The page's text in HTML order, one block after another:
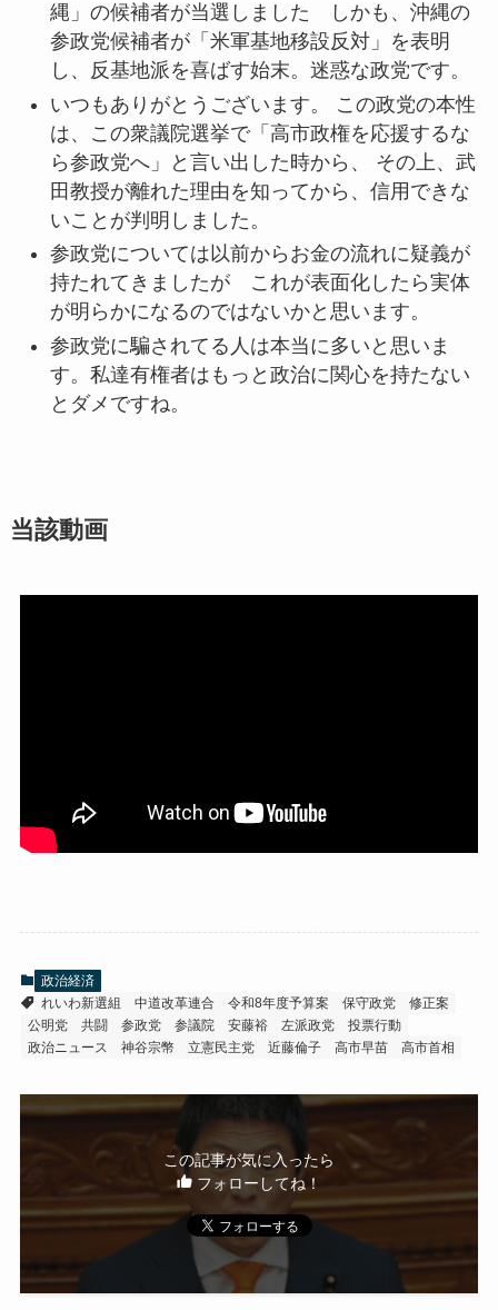
縄」の候補者が当選しました しかも、沖縄の
参政党候補者が「米軍基地移設反対」を表明
し、反基地派を喜ばす始末。迷惑な政党です。
いつもありがとうございます。 この政党の本性
は、この衆議院選挙で「高市政権を応援するな
ら参政党へ」と言い出した時から、 その上、武
田教授が離れた理由を知ってから、信用できな
いことが判明しました。
参政党については以前からお金の流れに疑義が
持たれてきましたが これが表面化したら実体
が明らかになるのではないかと思います。
参政党に騙されてる人は本当に多いと思いま
す。私達有権者はもっと政治に関心を持たない
とダメですね。
当該動画
政治経済
れいわ新選組
中道改革連合 令和8年度予算案 保守政党
修正案
公明党
共闘 参政党 参議院 安藤裕 左派政党
投票行動
政治ニュース
神谷宗幣 立憲民主党 近藤倫子 高市早苗 高市首相
この記事が気に入ったら
フォローしてね！